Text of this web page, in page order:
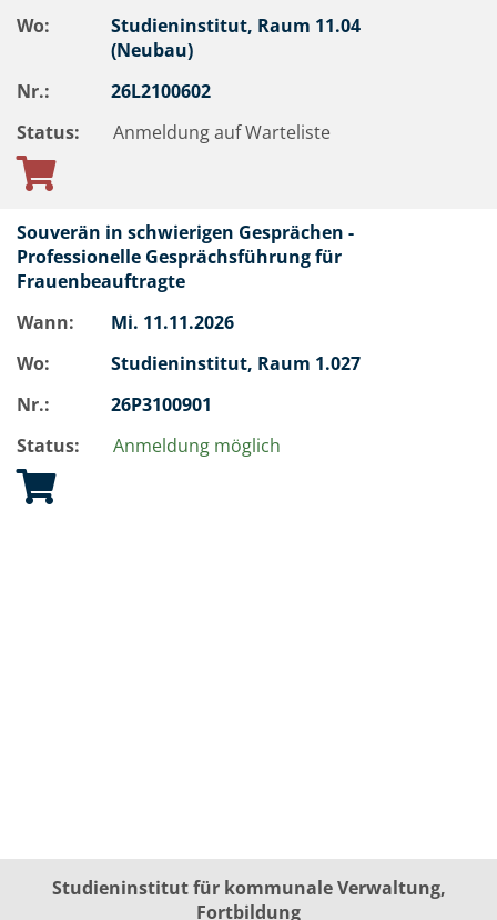
Wo:
Studieninstitut, Raum 11.04
(Neubau)
Nr.:
26L2100602
Status:
Anmeldung auf Warteliste
Souverän in schwierigen Gesprächen -
Professionelle Gesprächsführung für
Frauenbeauftragte
Wann:
Mi. 11.11.2026
Wo:
Studieninstitut, Raum 1.027
Nr.:
26P3100901
Status:
Anmeldung möglich
Studieninstitut für kommunale Verwaltung,
Fortbildung